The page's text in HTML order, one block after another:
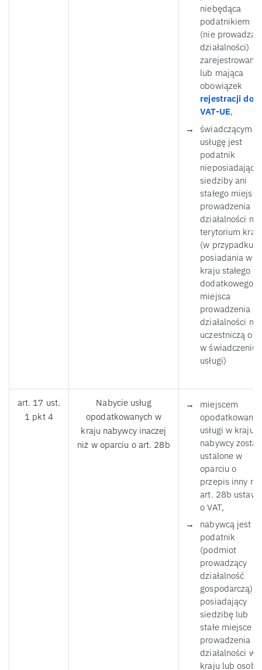
niebędąca
podatnikiem
(nie
działalności)
zarejestrowana
lub mająca
obowiązek
rejestracji do
VAT-UE,
świadczącym
usługę jest
podatnik
nieposiadający
siedziby ani
stałego miejsca
prowadzenia
działalności na
terytorium kraju
(w przypadku
posiadania w
kraju stałego
dodatkowego
miejsca
prowadzenia
działalności nie
uczestniczą one
w świadczeniu
usługi)
art. 17 ust.
1 pkt 4
Nabycie usług
opodatkowanych w
kraju nabywcy inaczej
niż w oparciu o art. 28b
miejscem
opodatkowania
usługi w kraju
nabywcy
ustalone w
oparciu o
przepis inny niż
art. 28b ustawy
o VAT,
nabywcą jest
podatnik
(podmiot
prowadzący
działalność
gospodarczą)
posiadający
siedzibę lub
stałe miejsce
prowadzenia
działalności w
kraju lub osoba